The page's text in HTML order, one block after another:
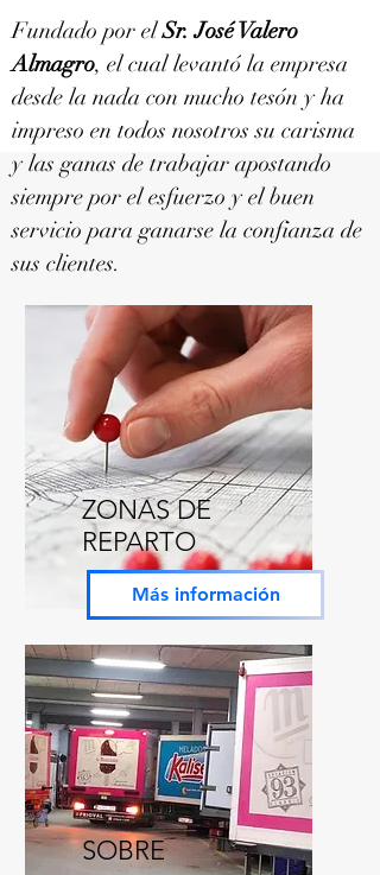
ZONAS DE
REPARTO
Más información
SOBRE
Fundado por elSr. José Valero
Almagro, el cual levantó la empresa
desde la nada con mucho tesón y ha
impreso en todos nosotros su carisma
y las ganas de trabajar apostando
siempre por el esfuerzo y el buen
servicio para ganarse la confianza de
sus clientes.